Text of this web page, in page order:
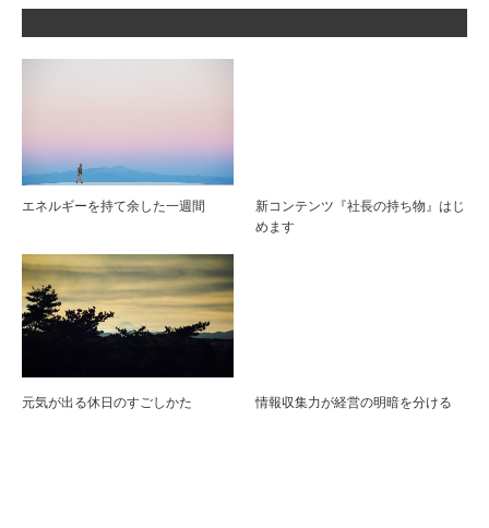
エネルギーを持て余した一週間
新コンテンツ『社長の持ち物』はじ
めます
元気が出る休日のすごしかた 情報収集力が経営の明暗を分ける